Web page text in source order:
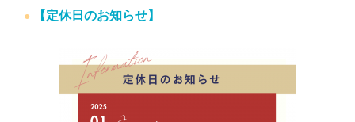
【定休日のお知らせ】